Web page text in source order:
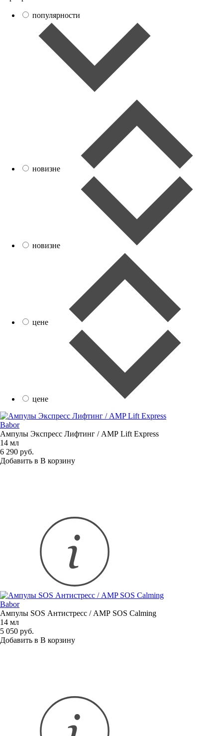
популярности
новизне
новизне
цене
цене
Babor
Ампулы Экспресс Лифтинг / AMP Lift Express
14 мл
6 290 руб.
Добавить в В корзину
Babor
Ампулы SOS Антистресс / AMP SOS Calming
14 мл
5 050 руб.
Добавить в В корзину